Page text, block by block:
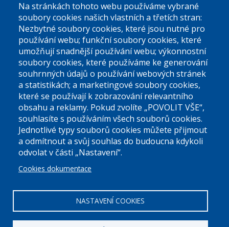
El. podatelna (bez el. podpisu):
podatelna@praha9.cz
Úřední dny:
Po a St: 08.00-12.00; 13.00-18.00
Úřední hodiny
00063894DIČ:CZ00063894
Na stránkách tohoto webu používáme vybrané
soubory cookies našich vlastních a třetích stran:
Nezbytné soubory cookies, které jsou nutné pro
používání webu; funkční soubory cookies, které
umožňují snadnější používání webu; výkonnostní
soubory cookies, které používáme ke generování
souhrnných údajů o používání webových stránek
a statistikách; a marketingové soubory cookies,
které se používají k zobrazování relevantního
obsahu a reklamy. Pokud zvolíte „POVOLIT VŠE“,
souhlasíte s používáním všech souborů cookies.
Jednotlivé typy souborů cookies můžete přijmout
a odmítnout a svůj souhlas do budoucna kdykoli
odvolat v části „Nastavení“.
Cookies dokumentace
NASTAVENÍ COOKIES